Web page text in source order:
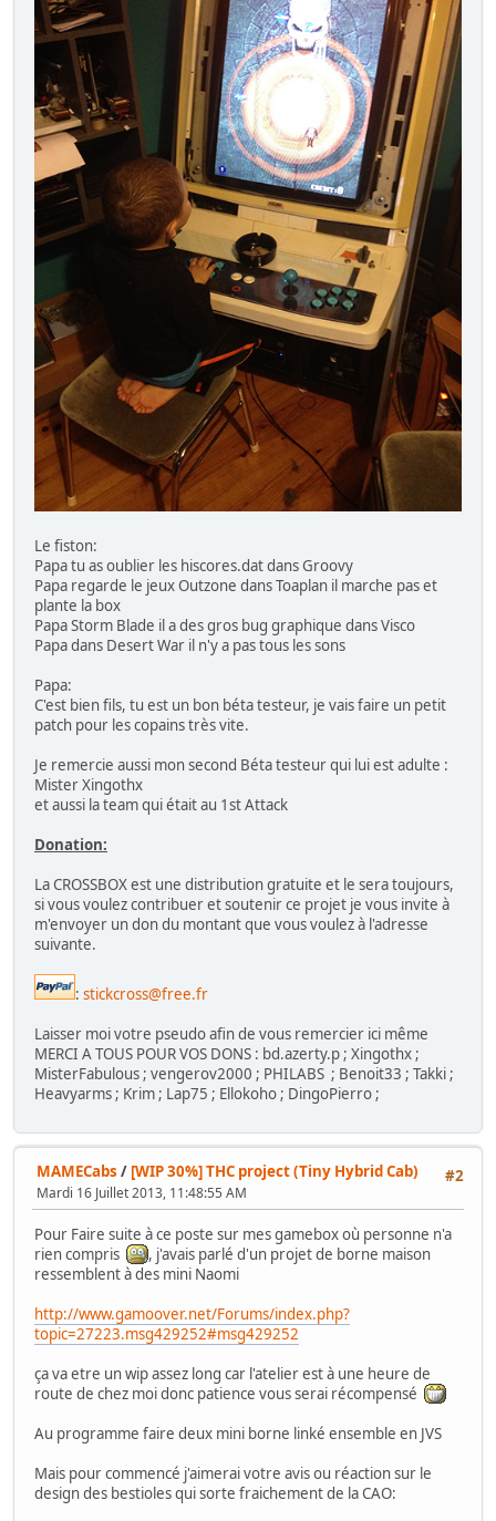
Dragon Spirit
Phelios
Rompers
Dangerous Seed
Cosmo Gang the Video
Fighter & Attacker
Ms. Pac-Man
Galaxian
Blazer
Mappy
Xevious
Galaga '88
Valkyrie No Densetsu
Blast Off
Nebulas Ray
NINTENDO (6):
Space Fever High Splitter
Donkey Kong
Space Fever
Space Firebird
Donkey Kong Junior
Donkey Kong 3
NMK (7):
Valtric
GunNail
Argus
Bombjack Twin
Thunder Dragon
Rapid Hero
Strikers 1945
Gunbird 2
Strikers 1945 III
Samurai Aces
Gunbarich
Space Bomber
Strikers 1945 II
SEIBU (6):
Mustache Boy
Raiden Fighters Jet
Raiden Fighters 2
Viper Phase 1
Raiden Fighters
SETA (8):
Caliber 50
Thunder & Lightning
DownTown
Arbalester
Meta Fox
Twin Eagle II - The Rescue Mission
Twin Eagle - Revenge Joe's Brother
Thundercade
SNK (13):
ASO - Armored Scrum Object
The Next Space
Bermuda Triangle
Ikari Warriors
Le fiston:
Papa tu as oublier les hiscores.dat dans Groovy
Papa regarde le jeux Outzone dans Toaplan il marche pas et
plante la box
Papa Storm Blade il a des gros bug graphique dans Visco
Papa dans Desert War il n'y a pas tous les sons
Papa:
C'est bien fils, tu est un bon béta testeur, je vais faire un petit
patch pour les copains très vite.
Je remercie aussi mon second Béta testeur qui lui est adulte :
Mister Xingothx
et aussi la team qui était au 1st Attack
Donation:
La CROSSBOX est une distribution gratuite et le sera toujours,
si vous voulez contribuer et soutenir ce projet je vous invite à
m'envoyer un don du montant que vous voulez à l'adresse
suivante.
: stickcross@free.fr
Laisser moi votre pseudo afin de vous remercier ici même
MERCI A TOUS POUR VOS DONS : bd.azerty.p ; Xingothx ;
MisterFabulous ; vengerov2000 ; PHILABS ; Benoit33 ; Takki ;
Heavyarms ; Krim ; Lap75 ; Ellokoho ; DingoPierro ;
#2
MAMECabs / [WIP 30%] THC project (Tiny Hybrid Cab)
Mardi 16 Juillet 2013, 11:48:55 AM
Pour Faire suite à ce poste sur mes gamebox où personne n'a
rien compris
, j'avais parlé d'un projet de borne maison
ressemblent à des mini Naomi
http://www.gamoover.net/Forums/index.php?
topic=27223.msg429252#msg429252
ça va etre un wip assez long car l'atelier est à une heure de
route de chez moi donc patience vous serai récompensé
Au programme faire deux mini borne linké ensemble en JVS
Mais pour commencé j'aimerai votre avis ou réaction sur le
design des bestioles qui sorte fraichement de la CAO: